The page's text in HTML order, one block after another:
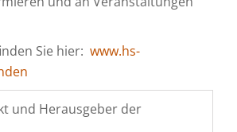
Sie hier: www.hs-
und Herausgeber der